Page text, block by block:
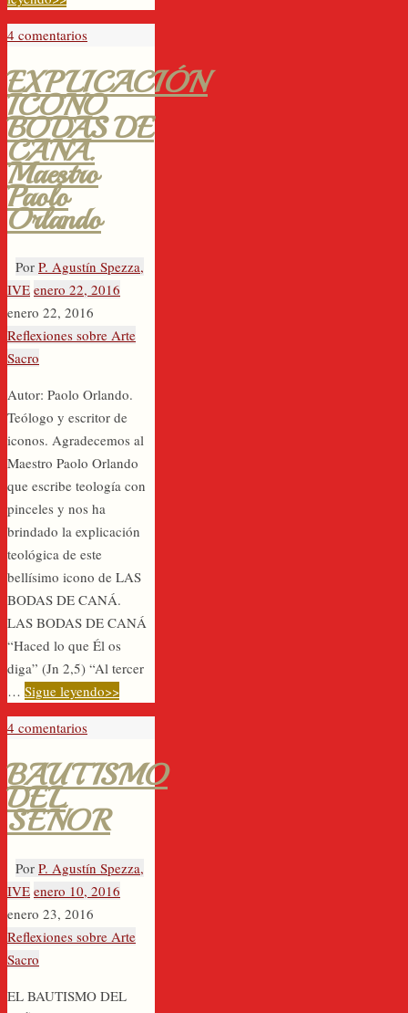
4 comentarios
EXPLICACIÓN
ICONO
BODAS DE
CANÁ.
Maestro
Paolo
Orlando
Por P. Agustín Spezza,
IVE enero 22, 2016
enero 22, 2016
Reflexiones sobre Arte
Sacro
Autor: Paolo Orlando.
Teólogo y escritor de
iconos. Agradecemos al
Maestro Paolo Orlando
que escribe teología con
pinceles y nos ha
brindado la explicación
teológica de este
bellísimo icono de LAS
BODAS DE CANÁ.
LAS BODAS DE CANÁ
“Haced lo que Él os
diga” (Jn 2,5) “Al tercer
… Sigue leyendo>>
4 comentarios
BAUTISMO
DEL
SEÑOR
Por P. Agustín Spezza,
IVE enero 10, 2016
enero 23, 2016
Reflexiones sobre Arte
Sacro
EL BAUTISMO DEL